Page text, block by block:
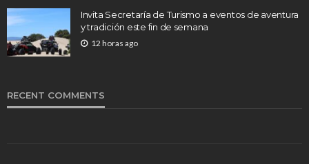
Invita Secretaría de Turismo a eventos de aventura
y tradición este fin de semana
12 horas ago
RECENT COMMENTS